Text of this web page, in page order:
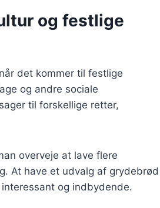
og festlige
det kommer til festlige
og andre sociale
til forskellige retter,
overveje at lave flere
At have et udvalg af grydebrød
og indbydende.